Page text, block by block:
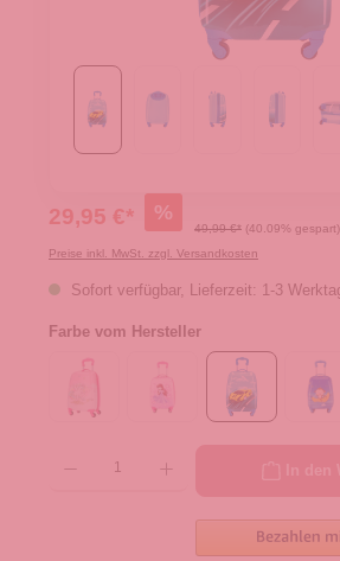
29,95 €* %
49,99 €* (40.09% gespart)
Preise inkl. MwSt. zzgl. Versandkosten
Sofort verfügbar, Lieferzeit: 1-3
Farbe vom Hersteller